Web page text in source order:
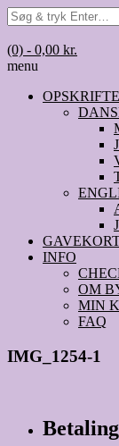
(0) - 0,00 kr.
menu
INFO
OM
MIN
FAQ
IMG_1254-1